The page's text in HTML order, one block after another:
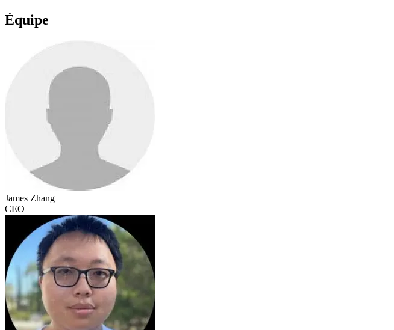
Équipe
James Zhang
CEO